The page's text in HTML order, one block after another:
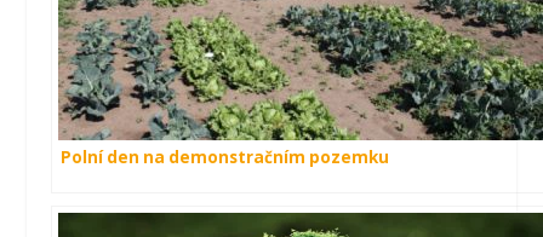
Polní den na demonstračním pozemku